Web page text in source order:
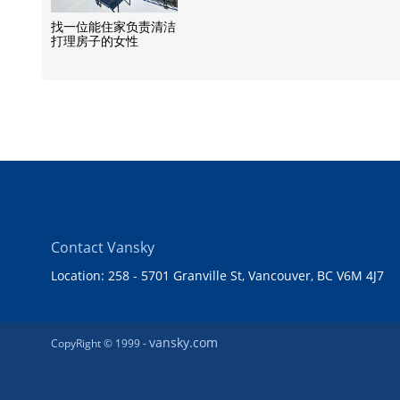
找一位能住家负责清洁
打理房子的女性
Contact Vansky
Location: 258 - 5701 Granville St, Vancouver, BC V6M 4J7
CopyRight © 1999 -vansky.com